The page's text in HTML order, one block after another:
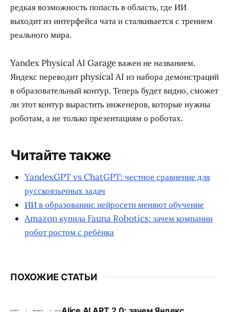
редкая возможность попасть в область, где ИИ
выходит из интерфейса чата и сталкивается с трением
реального мира.
Yandex Physical AI Garage важен не названием.
Яндекс переводит physical AI из набора демонстраций
в образовательный контур. Теперь будет видно, сможет
ли этот контур вырастить инженеров, которые нужны
роботам, а не только презентациям о роботах.
Читайте также
YandexGPT vs ChatGPT: честное сравнение для
русскоязычных задач
ИИ в образовании: нейросети меняют обучение
Amazon купила Fauna Robotics: зачем компании
робот ростом с ребёнка
ПОХОЖИЕ СТАТЬИ